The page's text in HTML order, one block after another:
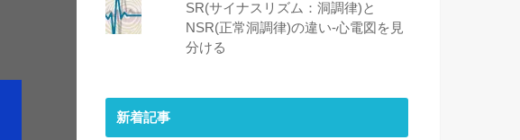
SR(サイナスリズム：洞調律)と
NSR(正常洞調律)の違い-心電図を見
分ける
新着記事